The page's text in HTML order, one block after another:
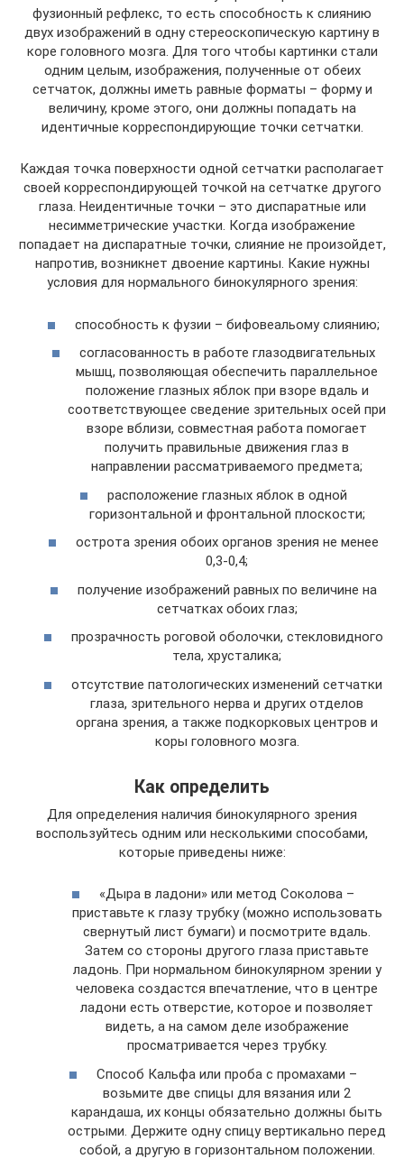
фузионный рефлекс, то есть способность к слиянию
двух изображений в одну стереоскопическую картину в
коре головного мозга. Для того чтобы картинки стали
одним целым, изображения, полученные от обеих
сетчаток, должны иметь равные форматы – форму и
величину, кроме этого, они должны попадать на
идентичные корреспондирующие точки сетчатки.
Каждая точка поверхности одной сетчатки располагает
своей корреспондирующей точкой на сетчатке другого
глаза. Неидентичные точки – это диспаратные или
несимметрические участки. Когда изображение
попадает на диспаратные точки, слияние не произойдет,
напротив, возникнет двоение картины. Какие нужны
условия для нормального бинокулярного зрения:
способность к фузии – бифовеальому слиянию;
согласованность в работе глазодвигательных
мышц, позволяющая обеспечить параллельное
положение глазных яблок при взоре вдаль и
соответствующее сведение зрительных осей при
взоре вблизи, совместная работа помогает
получить правильные движения глаз в
направлении рассматриваемого предмета;
расположение глазных яблок в одной
горизонтальной и фронтальной плоскости;
острота зрения обоих органов зрения не менее
0,3-0,4;
получение изображений равных по величине на
сетчатках обоих глаз;
прозрачность роговой оболочки, стекловидного
тела, хрусталика;
отсутствие патологических изменений сетчатки
глаза, зрительного нерва и других отделов
органа зрения, а также подкорковых центров и
коры головного мозга.
Как определить
Для определения наличия бинокулярного зрения
воспользуйтесь одним или несколькими способами,
которые приведены ниже:
«Дыра в ладони» или метод Соколова –
приставьте к глазу трубку (можно использовать
свернутый лист бумаги) и посмотрите вдаль.
Затем со стороны другого глаза приставьте
ладонь. При нормальном бинокулярном зрении у
человека создастся впечатление, что в центре
ладони есть отверстие, которое и позволяет
видеть, а на самом деле изображение
просматривается через трубку.
Способ Кальфа или проба с промахами –
возьмите две спицы для вязания или 2
карандаша, их концы обязательно должны быть
острыми. Держите одну спицу вертикально перед
собой, а другую в горизонтальном положении.